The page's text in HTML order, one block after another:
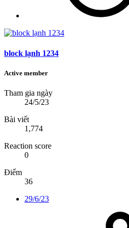
block lạnh 1234
Active member
Tham gia ngày
24/5/23
Bài viết
1,774
Reaction score
0
Điểm
36
29/6/23